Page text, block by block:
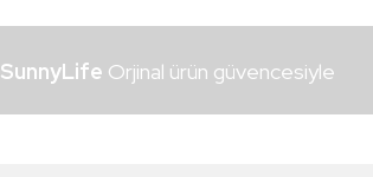
SunnyLife Orjinal ürün güvencesiyle